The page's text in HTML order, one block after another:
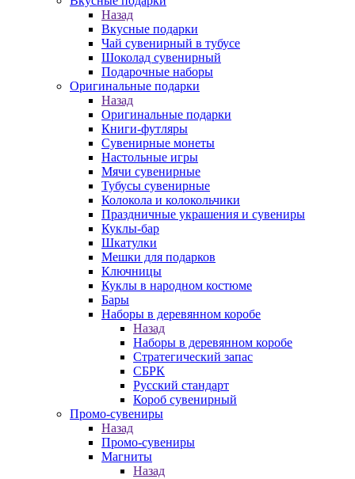
Назад
Вкусные подарки
Чай сувенирный в тубусе
Шоколад сувенирный
Подарочные наборы
Оригинальные подарки
Назад
Оригинальные подарки
Книги-футляры
Сувенирные монеты
Настольные игры
Мячи сувенирные
Тубусы сувенирные
Колокола и колокольчики
Праздничные украшения и сувениры
Куклы-бар
Шкатулки
Мешки для подарков
Ключницы
Куклы в народном костюме
Бары
Наборы в деревянном коробе
Назад
Наборы в деревянном коробе
Стратегический запас
СБРК
Русский стандарт
Короб сувенирный
Промо-сувениры
Назад
Промо-сувениры
Магниты
Назад